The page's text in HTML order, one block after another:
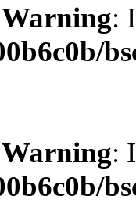
Warning:
Warning: